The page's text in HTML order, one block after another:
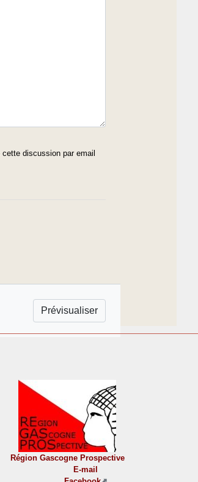
discussion par email
Région Gascogne Prospective
E-mail